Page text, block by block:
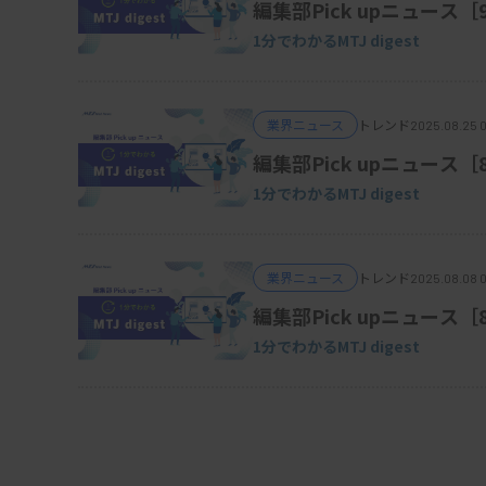
編集部Pick upニュース［
1分でわかるMTJ digest
業界ニュース トレンド 2025.08.25
編集部Pick upニュース［
1分でわかるMTJ digest
業界ニュース トレンド 2025.08.08
編集部Pick upニュース［
1分でわかるMTJ digest